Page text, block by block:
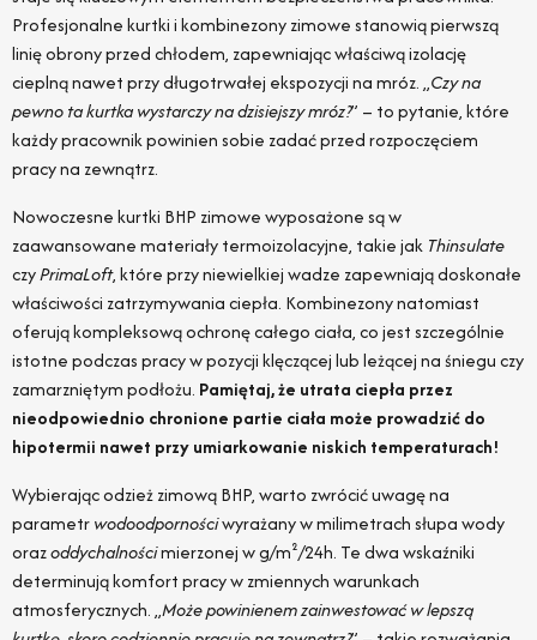
Profesjonalne kurtki i kombinezony zimowe stanowią pierwszą
linię obrony przed chłodem, zapewniając właściwą izolację
cieplną nawet przy długotrwałej ekspozycji na mróz. „Czy na
pewno ta kurtka wystarczy na dzisiejszy mróz?” – to pytanie, które
każdy pracownik powinien sobie zadać przed rozpoczęciem
pracy na zewnątrz.
Nowoczesne kurtki BHP zimowe wyposażone są w
zaawansowane materiały termoizolacyjne, takie jak Thinsulate
czyPrimaLoft, które przy niewielkiej wadze zapewniają doskonałe
właściwości zatrzymywania ciepła. Kombinezony natomiast
oferują kompleksową ochronę całego ciała, co jest szczególnie
istotne podczas pracy w pozycji klęczącej lub leżącej na śniegu czy
zamarzniętym podłożu. Pamiętaj, że utrata ciepła przez
nieodpowiednio chronione partie ciała może prowadzić do
hipotermii nawet przy umiarkowanie niskich temperaturach!
Wybierając odzież zimową BHP, warto zwrócić uwagę na
parametrwodoodpornościwyrażany w milimetrach słupa wody
orazoddychalnościmierzonej w g/m²/24h. Te dwa wskaźniki
determinują komfort pracy w zmiennych warunkach
atmosferycznych. „Może powinienem zainwestować w lepszą